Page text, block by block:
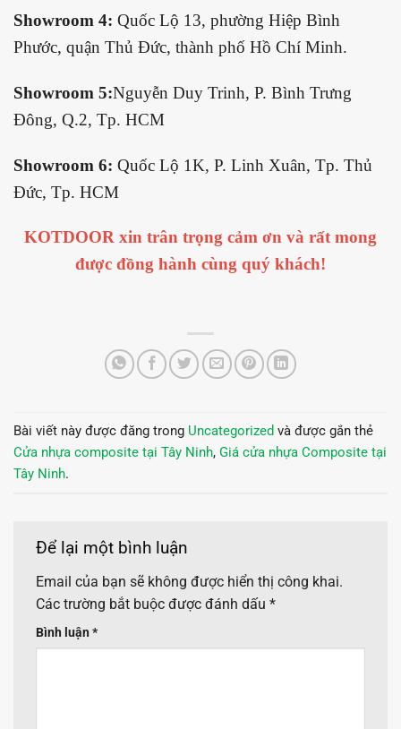
Showroom 4: Quốc Lộ 13, phường Hiệp Bình
Phước, quận Thủ Đức, thành phố Hồ Chí Minh.
Showroom 5:Nguyễn Duy Trinh, P. Bình Trưng
Đông, Q.2, Tp. HCM
Showroom 6: Quốc Lộ 1K, P. Linh Xuân, Tp. Thủ
Đức, Tp. HCM
KOTDOOR xin trân trọng cảm ơn và rất mong
được đồng hành cùng quý khách!
Bài viết này được đăng trong Uncategorized và được gắn thẻ
Cửa nhựa composite tại Tây Ninh, Giá cửa nhựa Composite tại
Tây Ninh.
Để lại một bình luận
Email của bạn sẽ không được hiển thị công khai.
Các trường bắt buộc được đánh dấu *
Bình luận *